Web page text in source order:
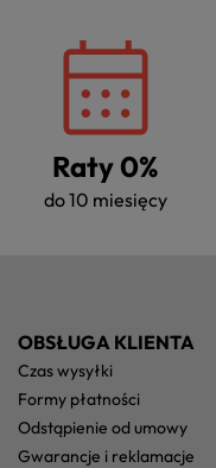
Raty 0%
do 10 miesięcy
OBSŁUGA KLIENTA
czas wysyłki
formy płatności
odstąpienie od umowy
gwarancje i reklamacje